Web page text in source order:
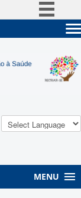
Unidades acadêmicas
Estude na UnB
Graduação
MENU